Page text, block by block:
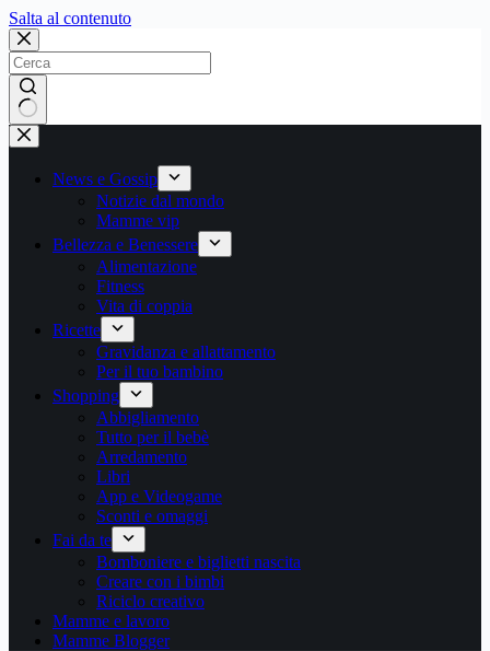
Salta al contenutoSalta
contenuto
Nessun
risultato
News e Gossip
Notizie dal mondo
Mamme vip
Bellezza e Benessere
Alimentazione
Fitness
Vita di coppia
Ricette
Gravidanza e allattamento
Per il tuo bambino
Shopping
Abbigliamento
Tutto per il bebè
Arredamento
Libri
App e Videogame
Sconti e omaggi
Fai da te
Bomboniere e biglietti nascita
Creare con i bimbi
Riciclo creativo
Mamme e lavoro
Mamme Blogger